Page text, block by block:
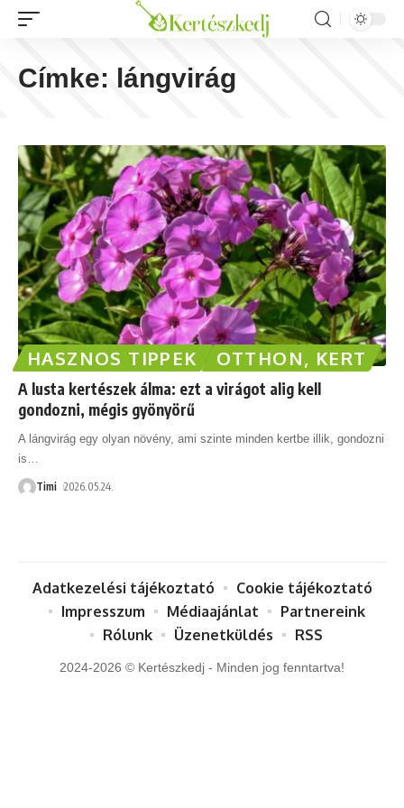
Címke: lángvirág
HASZNOS TIPPEK OTTHON, KERT
A lusta kertészek álma: ezt a virágot alig kell
gondozni, mégis gyönyörű
A lángvirág egy olyan növény, ami szinte minden kertbe illik, gondozni
is
Timi 2026.05.24.
2024-2026 © Kertészkedj - Minden jog fenntartva!
Adatkezelési tájékoztató
Cookie tájékoztató
Impresszum
Médiaajánlat
Partnereink
Rólunk
Üzenetküldés RSS